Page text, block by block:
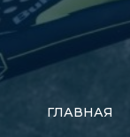
ГЛАВНАЯ